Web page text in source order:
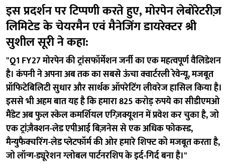
इस प्रदर्शन पर टिप्पणी करते हुए, मोरपेन लेबोरेटरीज़
लिमिटेड के चेयरमैन एवं मैनेजिंग डायरेक्टर श्री
सुशील सूरी ने कहा:
"Q1 FY27 मोरपेन की ट्रांसफॉर्मेशन जर्नी का एक महत्वपूर्ण वैलिडेशन
है। कंपनी ने अपना अब तक का सबसे ऊंचा क्वार्टरली रेवेन्यू, मजबूत
प्रॉफिटेबिलिटी सुधार और सार्थक ऑपरेटिंग लीवरेज हासिल किया है।
इससे भी अहम बात यह है कि हमारा 825 करोड़ रुपये का सीडीएमओ
मैंडेट अब फुल स्केल कमर्शियल एग्ज़िक्यूशन में प्रवेश कर चुका है, जो
एक ट्रांज़ैक्शन-लेड एपीआई बिज़नेस से एक अधिक फोकस्ड,
मैन्युफैक्चरिंग-लेड प्लेटफॉर्म की ओर हमारे शिफ्ट को मजबूत करता है,
जो लॉन्ग-ड्यूरेशन ग्लोबल पार्टनरशिप के इर्द-गिर्द बना है।"